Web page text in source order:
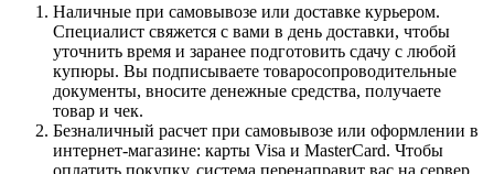
Наличные при самовывозе или доставке курьером.
Специалист свяжется с вами в день доставки, чтобы
уточнить время и заранее подготовить сдачу с любой
купюры. Вы подписываете товаросопроводительные
документы, вносите денежные средства, получаете
товар и чек.
Безналичный расчет при самовывозе или оформлении в
интернет-магазине: карты Visa и MasterCard. Чтобы
оплатить покупку, система перенаправит вас на сервер